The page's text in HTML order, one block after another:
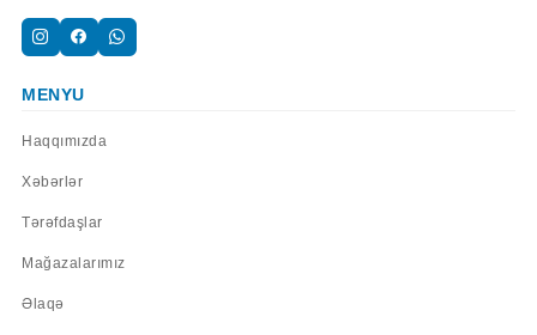
MENYU
Haqqımızda
Xəbərlər
Tərəfdaşlar
Mağazalarımız
Əlaqə